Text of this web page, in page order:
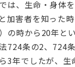
は、生命・身体
加害者を知った
の時から20年と
724条の2、724
3年でしたが、生